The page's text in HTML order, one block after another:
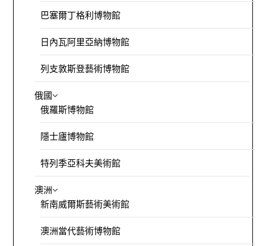
巴塞爾丁格利博物館
日內瓦阿里亞納博物館
列支敦斯登藝術博物館
俄國
俄羅斯博物館
隱士廬博物館
特列季亞科夫美術館
澳洲
新南威爾斯藝術美術館
澳洲當代藝術博物館